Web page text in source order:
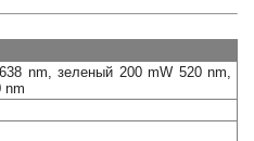
nm, зеленый 200 mW 520 nm,
nm